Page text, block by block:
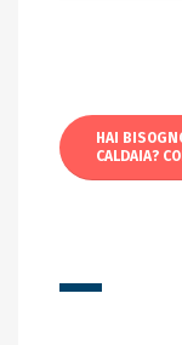
HAI
CALDAIA?